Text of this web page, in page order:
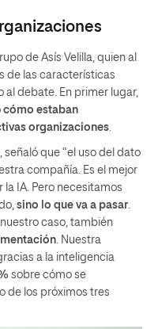
de Asís Velilla, quien al
de las características
al debate. En primer lugar,
cómo estaban
organizaciones
señaló que “el uso del dato
compañía. Es el mejor
IA. Pero necesitamos
sino lo que va a pasar
caso, también
. Nuestra
a la inteligencia
sobre cómo se
de los próximos tres